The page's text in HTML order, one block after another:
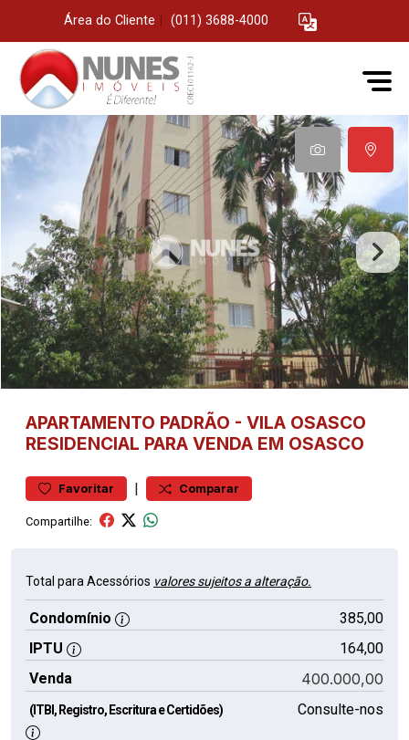
Área do Cliente (011) 3688-4000
APARTAMENTO PADRÃO - VILA OSASCO
RESIDENCIAL PARA VENDA EM OSASCO
Favoritar | Comparar
Compartilhe:
Total para Acessórios valores sujeitos a alteração.
Condomínio
385,00
IPTU
164,00
Venda
400.000,00
(ITBI, Registro, Escritura e Certidões) Consulte-nos